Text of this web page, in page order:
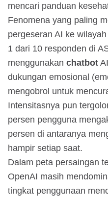
mencari panduan
Fenomena yang paling
pergeseran AI ke
1 dari 10 responden di
menggunakan chatbot
dukungan emosional
mengobrol untuk
Intensitasnya pun
persen pengguna
persen di antaranya
hampir setiap saat.
Dalam peta persaingan
OpenAI masih
tingkat penggunaan